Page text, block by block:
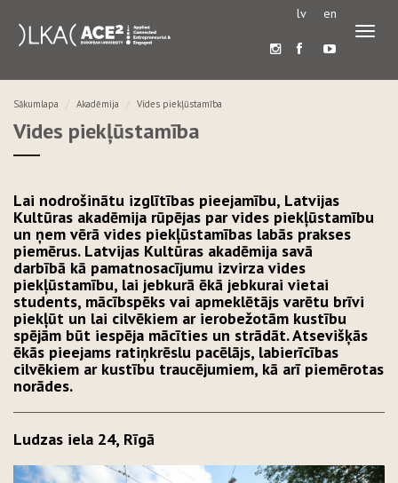
lv en
Sākumlapa Akadēmija Vides piekļūstamība
Vides piekļūstamība
Lai nodrošinātu izglītības pieejamību, Latvijas
Kultūras akadēmija rūpējas par vides piekļūstamību
un ņem vērā vides piekļūstamības labās prakses
piemērus. Latvijas Kultūras akadēmija savā
darbībā kā pamatnosacījumu izvirza vides
piekļūstamību, lai jebkurā ēkā jebkurai vietai
students, mācībspēks vai apmeklētājs varētu brīvi
piekļūt un lai cilvēkiem ar ierobežotām kustību
spējām būt iespēja mācīties un strādāt. Atsevišķās
ēkās pieejams ratiņkrēslu pacēlājs, labierīcības
cilvēkiem ar kustību traucējumiem, kā arī piemērotas
norādes.
Ludzas iela 24, Rīgā